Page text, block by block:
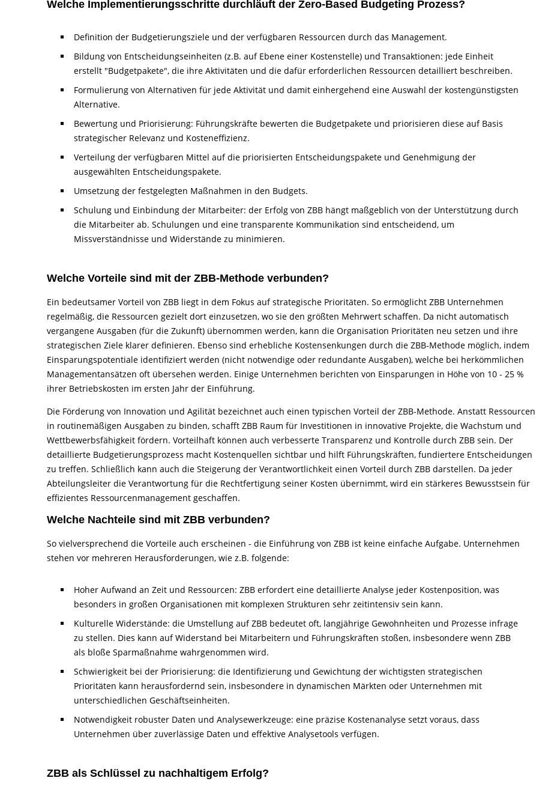
Welche Implementierungsschritte durchläuft der Zero-Based Budgeting Prozess?
Definition der Budgetierungsziele und der verfügbaren Ressourcen durch das Management.
Bildung von Entscheidungseinheiten (z.B. auf Ebene einer Kostenstelle) und Transaktionen: jede Einheit
erstellt "Budgetpakete", die ihre Aktivitäten und die dafür erforderlichen Ressourcen detailliert beschreiben.
Formulierung von Alternativen für jede Aktivität und damit einhergehend eine Auswahl der kostengünstigsten
Alternative.
Bewertung und Priorisierung: Führungskräfte bewerten die Budgetpakete und priorisieren diese auf Basis
strategischer Relevanz und Kosteneffizienz.
Verteilung der verfügbaren Mittel auf die priorisierten Entscheidungspakete und Genehmigung der
ausgewählten Entscheidungspakete.
Umsetzung der festgelegten Maßnahmen in den Budgets.
Schulung und Einbindung der Mitarbeiter: der Erfolg von ZBB hängt maßgeblich von der Unterstützung durch
die Mitarbeiter ab. Schulungen und eine transparente Kommunikation sind entscheidend, um
Missverständnisse und Widerstände zu minimieren.
Welche Vorteile sind mit der ZBB-Methode verbunden?
Ein bedeutsamer Vorteil von ZBB liegt in dem Fokus auf strategische Prioritäten. So ermöglicht ZBB Unternehmen
regelmäßig, die Ressourcen gezielt dort einzusetzen, wo sie den größten Mehrwert schaffen. Da nicht automatisch
vergangene Ausgaben (für die Zukunft) übernommen werden, kann die Organisation Prioritäten neu setzen und ihre
strategischen Ziele klarer definieren. Ebenso sind erhebliche Kostensenkungen durch die ZBB-Methode möglich, indem
Einsparungspotentiale identifiziert werden (nicht notwendige oder redundante Ausgaben), welche bei herkömmlichen
Managementansätzen oft übersehen werden. Einige Unternehmen berichten von Einsparungen in Höhe von 10 - 25 %
ihrer Betriebskosten im ersten Jahr der Einführung.
Die Förderung von Innovation und Agilität bezeichnet auch einen typischen Vorteil der ZBB-Methode. Anstatt Ressourcen
in routinemäßigen Ausgaben zu binden, schafft ZBB Raum für Investitionen in innovative Projekte, die Wachstum und
Wettbewerbsfähigkeit fördern. Vorteilhaft können auch verbesserte Transparenz und Kontrolle durch ZBB sein. Der
detaillierte Budgetierungsprozess macht Kostenquellen sichtbar und hilft Führungskräften, fundiertere Entscheidungen
zu treffen. Schließlich kann auch die Steigerung der Verantwortlichkeit einen Vorteil durch ZBB darstellen. Da jeder
Abteilungsleiter die Verantwortung für die Rechtfertigung seiner Kosten übernimmt, wird ein stärkeres Bewusstsein für
effizientes Ressourcenmanagement geschaffen.
Welche Nachteile sind mit ZBB verbunden?
So vielversprechend die Vorteile auch erscheinen - die Einführung von ZBB ist keine einfache Aufgabe. Unternehmen
stehen vor mehreren Herausforderungen, wie z.B. folgende:
Hoher Aufwand an Zeit und Ressourcen: ZBB erfordert eine detaillierte Analyse jeder Kostenposition, was
besonders in großen Organisationen mit komplexen Strukturen sehr zeitintensiv sein kann.
Kulturelle Widerstände: die Umstellung auf ZBB bedeutet oft, langjährige Gewohnheiten und Prozesse infrage
zu stellen. Dies kann auf Widerstand bei Mitarbeitern und Führungskräften stoßen, insbesondere wenn ZBB
als bloße Sparmaßnahme wahrgenommen wird.
Schwierigkeit bei der Priorisierung: die Identifizierung und Gewichtung der wichtigsten strategischen
Prioritäten kann herausfordernd sein, insbesondere in dynamischen Märkten oder Unternehmen mit
unterschiedlichen Geschäftseinheiten.
Notwendigkeit robuster Daten und Analysewerkzeuge: eine präzise Kostenanalyse setzt voraus, dass
Unternehmen über zuverlässige Daten und effektive Analysetools verfügen.
ZBB als Schlüssel zu nachhaltigem Erfolg?